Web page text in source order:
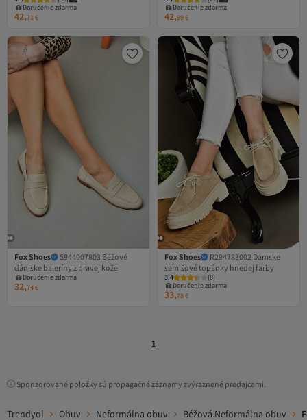
Doručenie zdarma
42,71€
Doručenie zdarma
42,99€
Fox Shoes
S944007803 Béžové
dámske baleríny z pravej kože
Doručenie zdarma
32,74€
Fox Shoes
R294783002 Dámske
semišové topánky hnedej farby
3.4 (8)
Doručenie zdarma
33,78€
1
Sponzorované položky sú propagačné záznamy zvýraznené predajcami.
Trendyol Obuv Neformálna obuv Béžová Neformálna obuv